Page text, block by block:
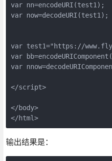
var nn=encodeURI(test1);
var now=decodeURI(test1);
var test1="https://
var
var
</script>
</body>
</html>
输出结果是：